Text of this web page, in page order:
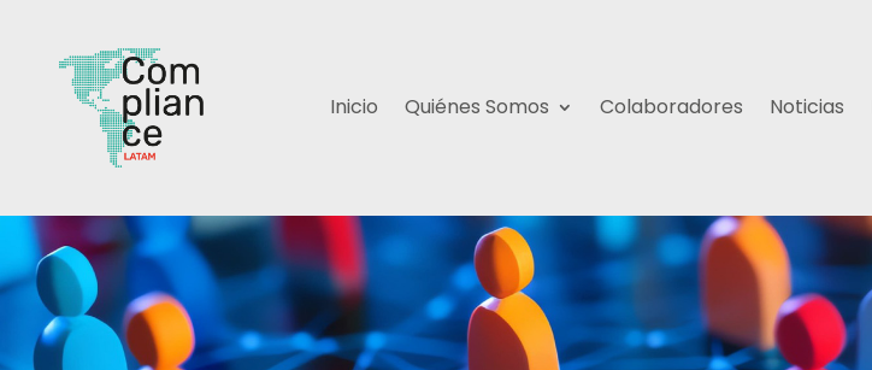
Inicio Quiénes Somos Colaboradores Noticias